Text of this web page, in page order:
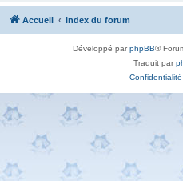
Accueil Index du forum
Développé parphpBB®
Traduit par
Confidentialité